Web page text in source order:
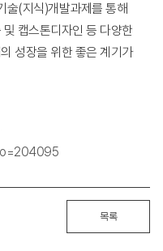
술(지식)개발과제를 통해
캡스톤디자인 등 다양한
성장을 위한 좋은 계기가
목록